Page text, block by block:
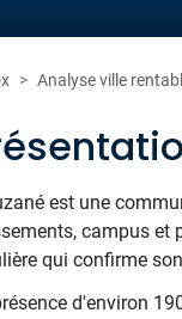
Analyse ville
est une
campus et
qui confirme
d'environ